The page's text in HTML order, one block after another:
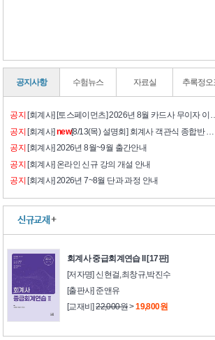
공지사항
공지 [회계사] [토스페이먼츠] 2026년 8월 카드사 무이자 이벤트
공지[회계사]new[8/13(목) 설명회] 회계사 객관식 종합반 설명회 안내
공지 [회계사] 2026년 8월~9월 출간안내
공지[회계사] 온라인 신규 강의 개설 안내
공지 [회계사] 2026년 7~8월 단과 과정 안내
수험뉴스 자료실 추록정오
신규교재+
회계사 중급회계연습 II [17판]
[저자명] 신현걸,최창규,박진수
[출판사] 준앤유
[교재비]22,000원>19,800원